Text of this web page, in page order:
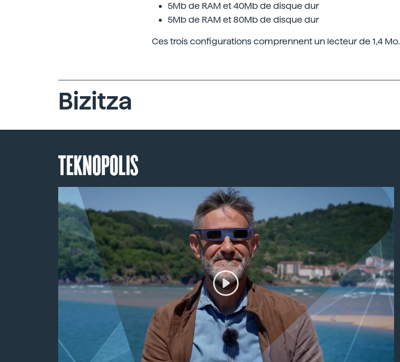
5Mb de RAM et 40Mb de disque dur
5Mb de RAM et 80Mb de disque dur
Ces trois configurations comprennent un lecteur de 1,4 Mo.
Bizitza
TEKNOPOLIS